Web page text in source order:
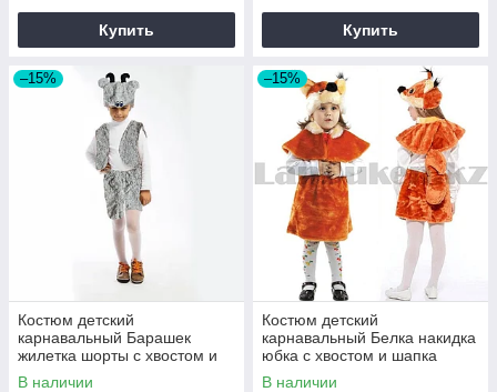
Купить Купить
–15%
Костюм детский
карнавальный Барашек
жилетка шорты с хвостом и
шапка серый
В наличии
–15%
Костюм детский
карнавальный Белка накидка
юбка с хвостом и шапка
оранжевый
В наличии